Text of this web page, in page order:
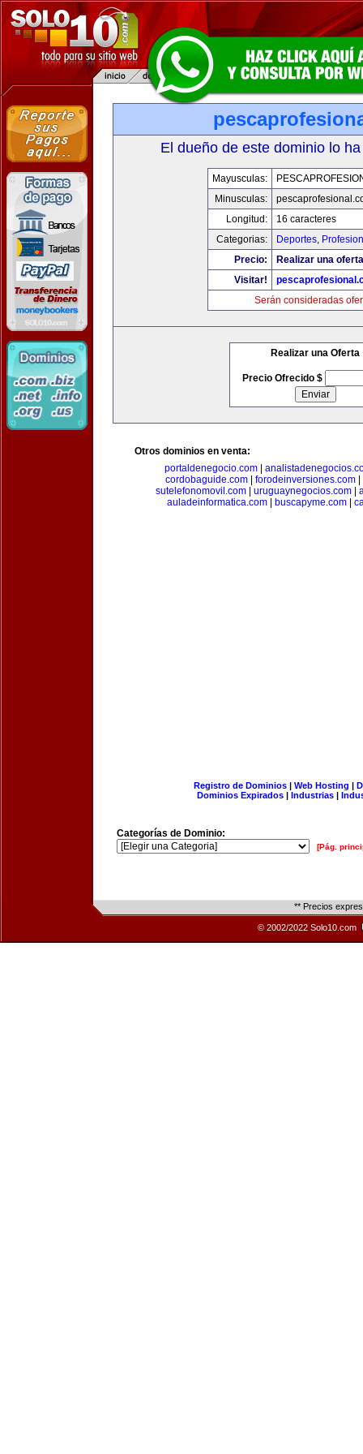
El dueño de este dominio lo
Mayusculas:
Minusculas:
Longitud:
16 caracteres
Categorias:
Deportes,
Precio:
Realizar una
Visitar!
Serán consideradas
Realizar una Oferta
Precio Ofrecido $
Otros dominios en venta:
portaldenegocio.com|
cordobaguide.com
forodeinversiones.com
sutelefonomovil.com| uruguaynegocios.com|
auladeinformatica.com| buscapyme.com|
Registro de Dominios| Web Hosting |
Dominios Expirados | Industrias |
Categorías de Dominio:
[Pág.
** Precios
© 2002/2022 Solo10.com